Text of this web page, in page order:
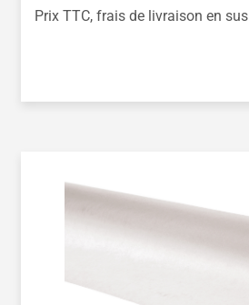
Prix TTC, frais de livraison en sus